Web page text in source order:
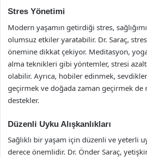
Stres Yönetimi
Modern yaşamın getirdiği stres,
olumsuz etkiler yaratabilir. Dr. Saraç,
önemine dikkat çekiyor. Meditasyon,
alma teknikleri gibi yöntemler, stresi
olabilir. Ayrıca, hobiler edinmek,
geçirmek ve doğada zaman geçirmek de
destekler.
Düzenli Uyku Alışkanlıkları
Sağlıklı bir yaşam için düzenli ve yeterli
derece önemlidir. Dr. Önder Saraç,